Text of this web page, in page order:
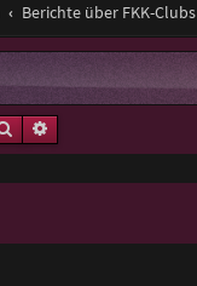
Berichte über FKK-
SucheErweiterte Suche